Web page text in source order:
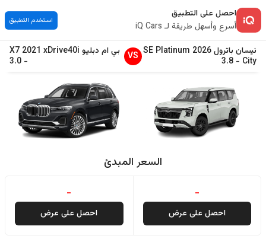
احصل على التطبيق
أسرع وأسهل طريقة لـ iQ Cars
استخدم التطبيق
نيسان باترول2026
SE Platinum
City
-
3.8
VS بي ام دبليو X7 2021 xDrive40i
-
3.0
السعر المبدئ
-
احصل على عرض
-
احصل على عرض